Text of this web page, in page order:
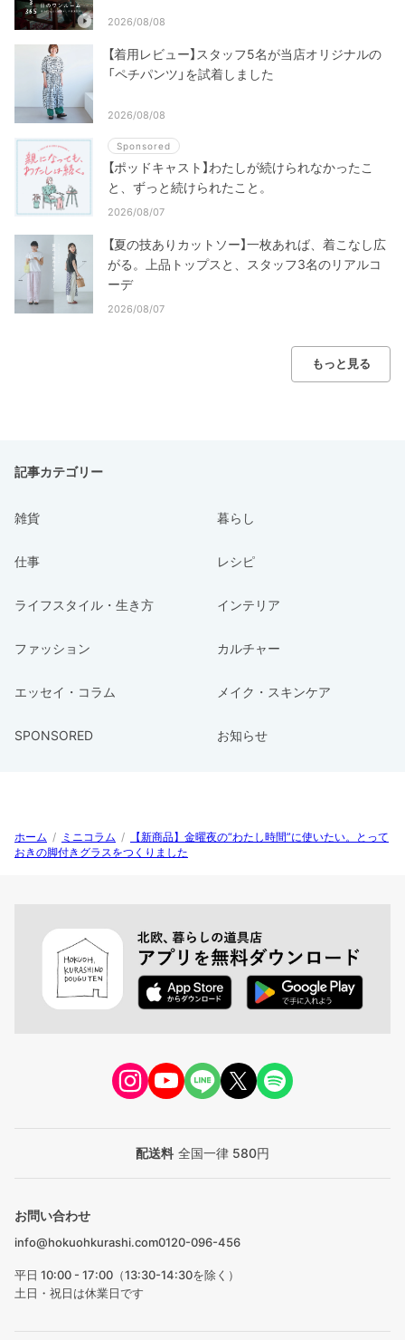
2026/08/08
【着用レビュー】スタッフ5名が当店オリジナルの
「ペチパンツ」を試着しました
2026/08/08
Sponsored
【ポッドキャスト】わたしが続けられなかったこ
と、ずっと続けられたこと。
2026/08/07
【夏の技ありカットソー】一枚あれば、着こなし広
がる。上品トップスと、スタッフ3名のリアルコ
ーデ
2026/08/07
もっと見る
記事カテゴリー
雑貨 暮らし
仕事 レシピ
ライフスタイル・生き方 インテリア
ファッション カルチャー
エッセイ・コラム メイク・スキンケア
SPONSORED お知らせ
ホーム / ミニコラム /
【新商品】金曜夜の“わたし時間”に使いたい。とって
おきの脚付きグラスをつくりました
配送料 全国一律 580円
お問い合わせ
info@hokuohkurashi.com0120-096-456
平日 10:00 - 17:00（13:30-14:30を除く）
土日・祝日は休業日です